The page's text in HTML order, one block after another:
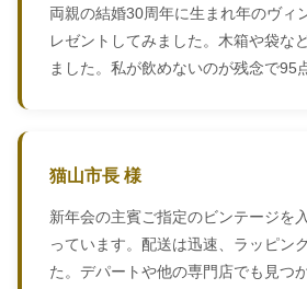
両親の結婚30周年に生まれ年のヴィ
レゼントしてみました。木箱や袋な
ました。私が飲めないのが残念で95
猫山市長 様
新年会の主賓ご指定のビンテージを
っています。配送は迅速、ラッピン
た。デパートや他の専門店でも見つ